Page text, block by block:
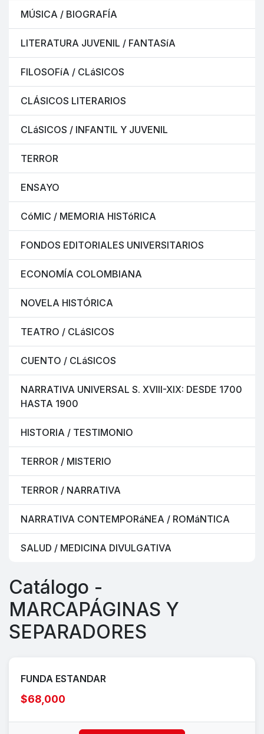
MÚSICA / BIOGRAFÍA
LITERATURA JUVENIL / FANTASíA
FILOSOFíA / CLáSICOS
CLÁSICOS LITERARIOS
CLáSICOS / INFANTIL Y JUVENIL
TERROR
ENSAYO
CóMIC / MEMORIA HISTóRICA
FONDOS EDITORIALES UNIVERSITARIOS
ECONOMÍA COLOMBIANA
NOVELA HISTÓRICA
TEATRO / CLáSICOS
CUENTO / CLáSICOS
NARRATIVA UNIVERSAL S. XVIII-XIX: DESDE 1700
HASTA 1900
HISTORIA / TESTIMONIO
TERROR / MISTERIO
TERROR / NARRATIVA
NARRATIVA CONTEMPORáNEA / ROMáNTICA
SALUD / MEDICINA DIVULGATIVA
Catálogo -
MARCAPÁGINAS Y
SEPARADORES
FUNDA ESTANDAR
$68,000